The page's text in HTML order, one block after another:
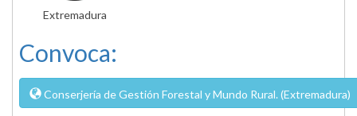
Extremadura
Convoca:
Conserjería de Gestión Forestal y Mundo Rural. (Extremadura)